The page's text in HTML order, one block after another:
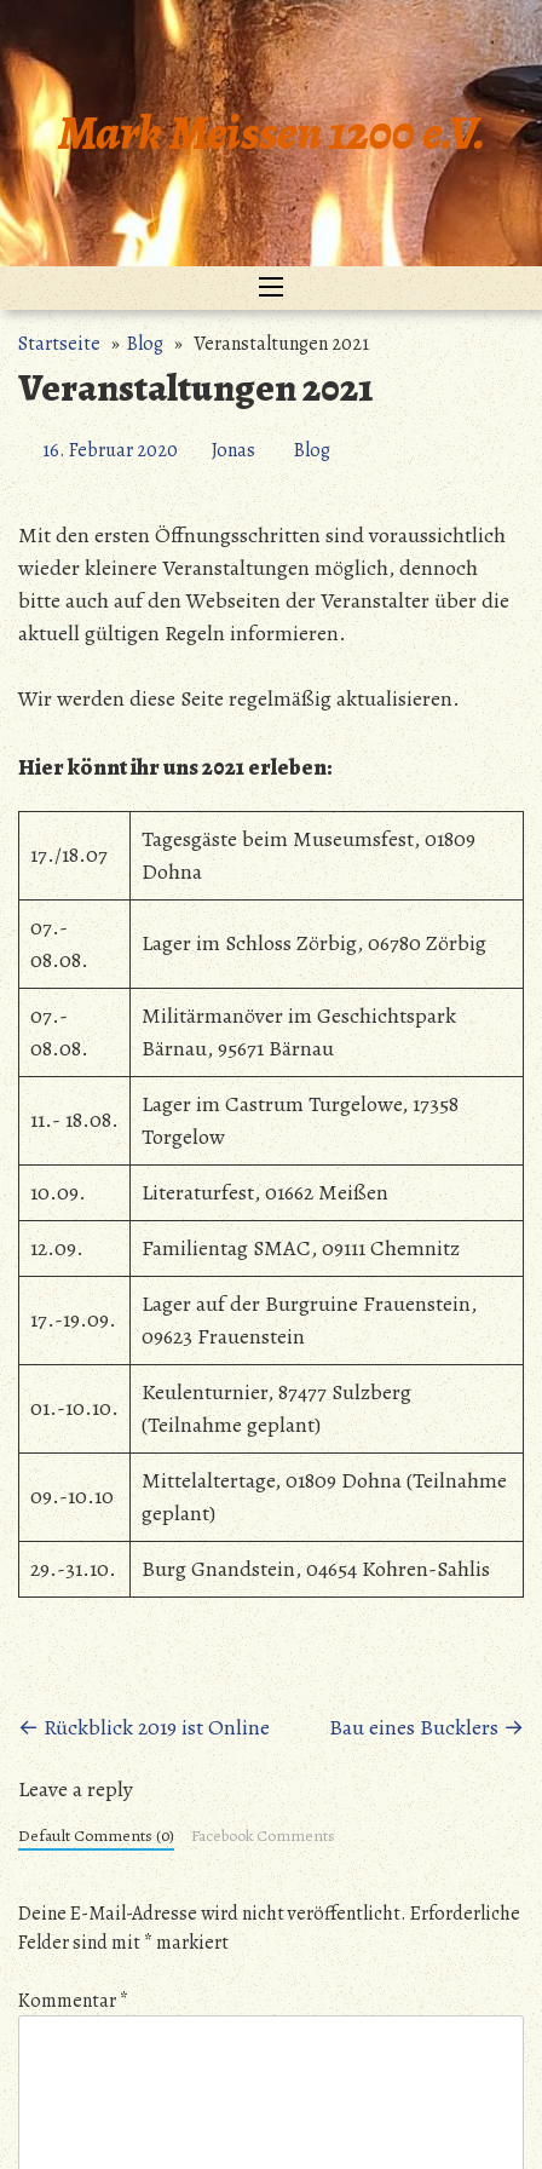
Inhalt
springen
Mark Meissen 1200 e.V.
Startseite»Blog» Veranstaltungen 2021
Veranstaltungen 2021
16. Februar 2020 Jonas Blog
Mit den ersten Öffnungsschritten sind voraussichtlich
wieder kleinere Veranstaltungen möglich, dennoch
bitte auch auf den Webseiten der Veranstalter über die
aktuell gültigen Regeln informieren.
Wir werden diese Seite regelmäßig aktualisieren.
Hier könnt ihr uns 2021 erleben:
17./18.07
Tagesgäste beim Museumsfest, 01809
Dohna
07.-
08.08.
Lager im Schloss Zörbig, 06780 Zörbig
07.-
08.08.
Militärmanöver im Geschichtspark
Bärnau, 95671 Bärnau
11.- 18.08.
Lager im Castrum Turgelowe, 17358
Torgelow
10.09.
Literaturfest, 01662 Meißen
12.09.
Familientag SMAC, 09111 Chemnitz
17.-19.09.
Lager auf der Burgruine Frauenstein,
09623 Frauenstein
01.-10.10.
Keulenturnier, 87477 Sulzberg
(Teilnahme geplant)
09.-10.10
Mittelaltertage, 01809 Dohna (Teilnahme
geplant)
29.-31.10.
Burg Gnandstein, 04654 Kohren-Sahlis
Beitragsnavigation
←Rückblick 2019 ist Online Bau eines Bucklers→
Leave a reply
Default Comments (0) Facebook Comments
Deine E-Mail-Adresse wird nicht veröffentlicht.Erforderliche
Felder sind mit* markiert
Kommentar*